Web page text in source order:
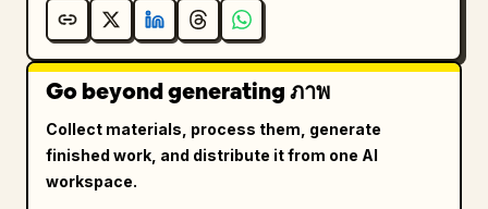
สไตล์ภาพ: ภาพถ่ายไลฟ์สไตล์สมจริงแบบบรรณาธิการ
อารมณ์ฤดูใบไม้ผลิที่สดใสและชวนฝัน โทนสีพาสเทล ราย
ละเอียดสูง พื้นผิวผิวหนังและเส้นผมที่เป็นธรรมชาติ เนื้อผ้า
ถักและรอยจีบที่สมจริง แสงแดดแบบภาพยนตร์ ไม่มี
ให้สะอาดและสม่ำเสมอ
Go beyond generating ภาพ
Collect materials, process them, generate
finished work, and distribute it from one AI
workspace.